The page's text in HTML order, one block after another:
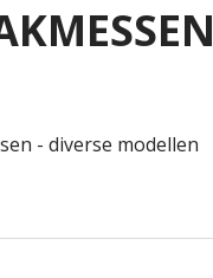
- diverse modellen